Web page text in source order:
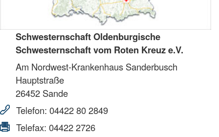
Schwesternschaft Oldenburgische
Schwesternschaft vom Roten Kreuz e.V.
Am Nordwest-Krankenhaus Sanderbusch
Hauptstraße
26452 Sande
Telefon: 04422 80 2849
Telefax: 04422 2726